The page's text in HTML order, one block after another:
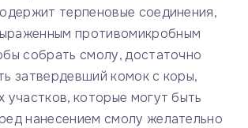
терпеновые соединения,
противомикробным
собрать смолу, достаточно
затвердевший комок с коры,
участков, которые могут быть
нанесением смолу желательно